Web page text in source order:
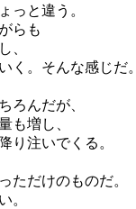
っと違う。
らも
、
く。そんな感じだ。
ろんだが、
も増し、
り注いでくる。
ただけのものだ。
。